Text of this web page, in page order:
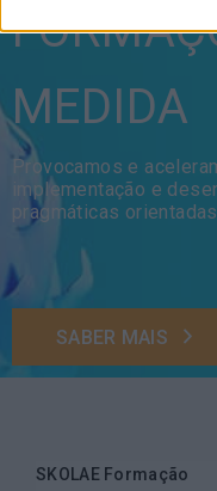
MEDIDA
Provocamos e
implementação e
pragmáticas
SABER MAIS
SKOLAE Formação